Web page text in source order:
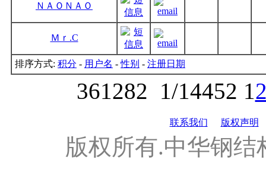
ＮＡＯＮＡＯ
Ｍｒ.C
排序方式: 积分 - 用户名 -性别 - 注册日期
361282 1/14452 1
联系我们 版权声明
版权所有.中华钢